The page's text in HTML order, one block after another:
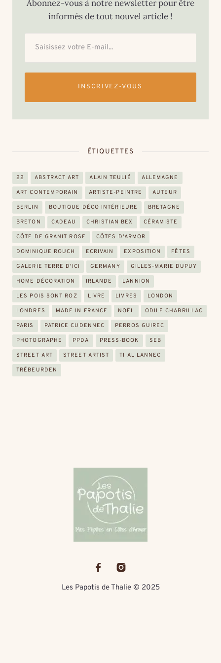
Abonnez-vous à notre newsletter pour être
informés de tout nouvel article !
INSCRIVEZ-VOUS
ÉTIQUETTES
22 ABSTRACT ART ALAIN TEULIÉ ALLEMAGNE
ART CONTEMPORAIN ARTISTE-PEINTRE AUTEUR
BERLIN BOUTIQUE DÉCO INTÉRIEURE BRETAGNE
BRETON CADEAU CHRISTIAN BEX CÉRAMISTE
CÔTE DE GRANIT ROSE CÔTES D'ARMOR
DOMINIQUE ROUCH ECRIVAIN EXPOSITION FÊTES
GALERIE TERRE D'ICI GERMANY GILLES-MARIE DUPUY
HOME DÉCORATION IRLANDE LANNION
LES POIS SONT ROZ LIVRE LIVRES LONDON
LONDRES MADE IN FRANCE NOËL ODILE CHABRILLAC
PARIS PATRICE CUDENNEC PERROS GUIREC
PHOTOGRAPHE PPDA PRESS-BOOK SEB
STREET ART STREET ARTIST TI AL LANNEC
TRÉBEURDEN
Les Papotis de Thalie © 2025